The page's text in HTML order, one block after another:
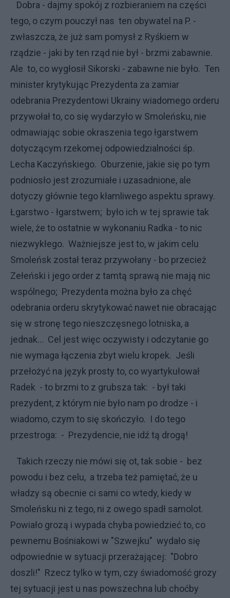
Dobra - dajmy spokój z rozbieraniem na części
tego, o czym pouczył nas ten obywatel na P. -
zwłaszcza, że już sam pomysł z Ryśkiem w
rządzie - jaki by ten rząd nie był - brzmi zabawnie.
Ale to, co wygłosił Sikorski - zabawne nie było. Ten
minister krytykując Prezydenta za zamiar
odebrania Prezydentowi Ukrainy wiadomego orderu
przywołał to, co się wydarzyło w Smoleńsku, nie
odmawiając sobie okraszenia tego łgarstwem
dotyczącym rzekomej odpowiedzialności śp.
Lecha Kaczyńskiego. Oburzenie, jakie się po tym
podniosło jest zrozumiałe i uzasadnione, ale
dotyczy głównie tego kłamliwego aspektu sprawy.
Łgarstwo - łgarstwem; było ich w tej sprawie tak
wiele, że to ostatnie w wykonaniu Radka - to nic
niezwykłego. Ważniejsze jest to, w jakim celu
Smoleńsk został teraz przywołany - bo przecież
Zełeński i jego order z tamtą sprawą nie mają nic
wspólnego; Prezydenta można było za chęć
odebrania orderu skrytykować nawet nie obracając
się w stronę tego nieszczęsnego lotniska, a
jednak... Cel jest więc oczywisty i odczytanie go
nie wymaga łączenia zbyt wielu kropek. Jeśli
przełożyć na język prosty to, co wyartykułował
Radek - to brzmi to z grubsza tak: - był taki
prezydent, z którym nie było nam po drodze - i
wiadomo, czym to się skończyło. I do tego
przestroga: - Prezydencie, nie idź tą drogą!
Takich rzeczy nie mówi się ot, tak sobie - bez
powodu i bez celu, a trzeba też pamiętać, że u
władzy są obecnie ci sami co wtedy, kiedy w
Smoleńsku ni z tego, ni z owego spadł samolot.
Powiało grozą i wypada chyba powiedzieć to, co
pewnemu Bośniakowi w "Szwejku" wydało się
odpowiednie w sytuacji przerażającej: "Dobro
doszli!" Rzecz tylko w tym, czy świadomość grozy
tej sytuacji jest u nas powszechna lub choćby